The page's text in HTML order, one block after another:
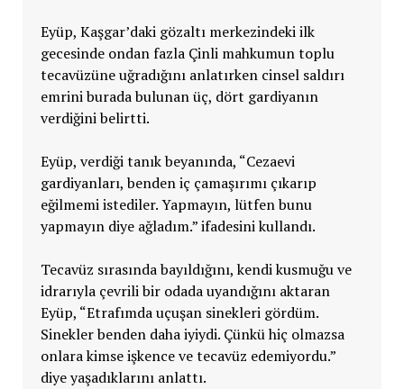
Eyüp, Kaşgar’daki gözaltı merkezindeki ilk
gecesinde ondan fazla Çinli mahkumun toplu
tecavüzüne uğradığını anlatırken cinsel saldırı
emrini burada bulunan üç, dört gardiyanın
verdiğini belirtti.
Eyüp, verdiği tanık beyanında, “Cezaevi
gardiyanları, benden iç çamaşırımı çıkarıp
eğilmemi istediler. Yapmayın, lütfen bunu
yapmayın diye ağladım.” ifadesini kullandı.
Tecavüz sırasında bayıldığını, kendi kusmuğu ve
idrarıyla çevrili bir odada uyandığını aktaran
Eyüp, “Etrafımda uçuşan sinekleri gördüm.
Sinekler benden daha iyiydi. Çünkü hiç olmazsa
onlara kimse işkence ve tecavüz edemiyordu.”
diye yaşadıklarını anlattı.